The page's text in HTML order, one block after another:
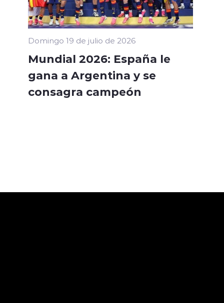
Domingo 19 de julio de 2026
Mundial 2026: España le
gana a Argentina y se
consagra campeón